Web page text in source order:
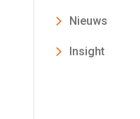
Nieuws
Insight